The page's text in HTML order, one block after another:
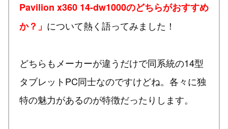
Pavilion x360 14-dw1000のどちらがおすすめ
か？」 について熱く語ってみました！
どちらもメーカーが違うだけで同系統の14型
タブレットPC同士なのですけどね。各々に独
特の魅力があるのが特徴だったりします。